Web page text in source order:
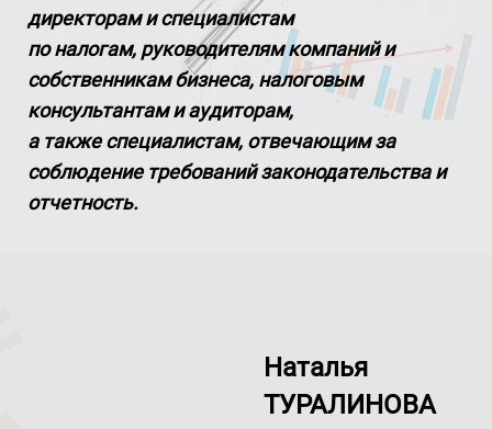
директорам и специалистам
по налогам, руководителям компаний и
собственникам бизнеса, налоговым
консультантам и аудиторам,
а также специалистам, отвечающим за
соблюдение требований законодательства и
отчетность.
Наталья
ТУРАЛИНОВА